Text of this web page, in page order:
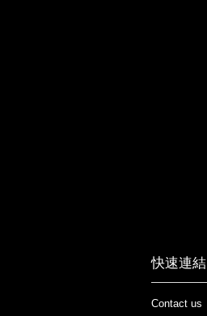
快速連結
Contact us